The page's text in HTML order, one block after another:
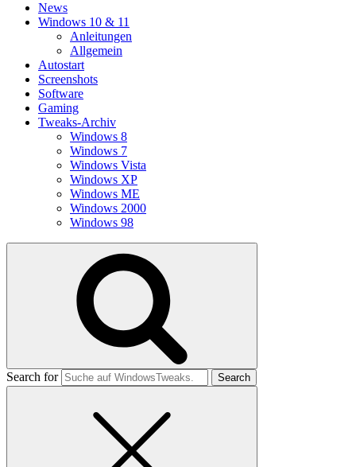
News
Windows 10 & 11
Anleitungen
Allgemein
Autostart
Screenshots
Software
Gaming
Tweaks-Archiv
Windows 8
Windows 7
Windows Vista
Windows XP
Windows ME
Windows 2000
Windows 98
Search for